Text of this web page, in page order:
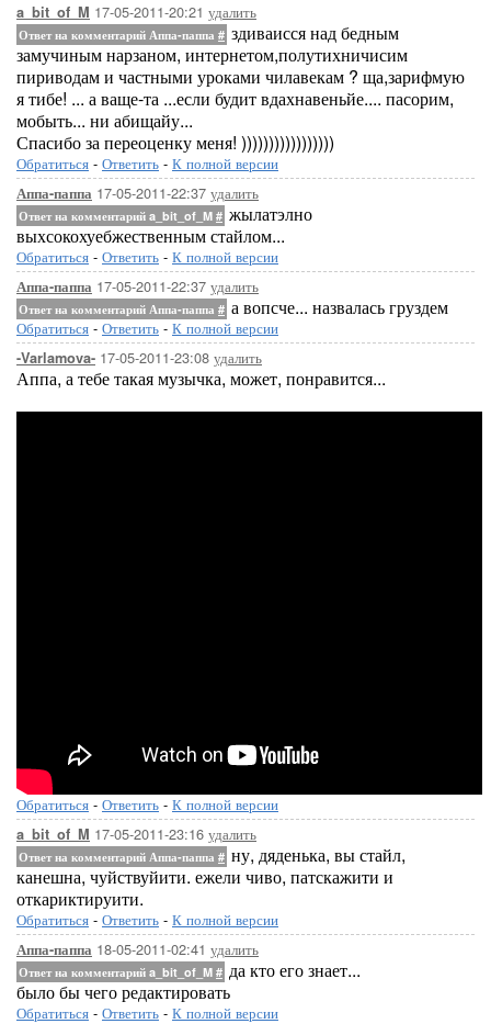
a_bit_of_M 17-05-2011-20:21 удалить
Ответ на комментарий Аппа-паппа # здиваисся над бедным
замучиным нарзаном, интернетом,полутихничисим
пириводам и частными уроками чилавекам ? ща,зарифмую
я тибе! ... а ваще-та ...если будит вдахнавеньйе.... пасорим,
мобыть... ни абищайу...
Спасибо за переоценку меня! )))))))))))))))))
Обратиться - Ответить - К полной версии
Аппа-паппа 17-05-2011-22:37 удалить
Ответ на комментарий a_bit_of_M # жылатэлно
выхсокохуебжественным стайлом...
Обратиться - Ответить - К полной версии
Аппа-паппа 17-05-2011-22:37 удалить
Ответ на комментарий Аппа-паппа # а вопсче... назвалась груздем
Обратиться - Ответить - К полной версии
-Varlamova- 17-05-2011-23:08 удалить
Аппа, а тебе такая музычка, может, понравится...
Обратиться - Ответить - К полной версии
a_bit_of_M 17-05-2011-23:16 удалить
Ответ на комментарий Аппа-паппа # ну, дяденька, вы стайл,
канешна, чуйствуйити. ежели чиво, патскажити и
откариктируити.
Обратиться - Ответить - К полной версии
Аппа-паппа 18-05-2011-02:41 удалить
Ответ на комментарий a_bit_of_M # да кто его знает...
было бы чего редактировать
Обратиться - Ответить - К полной версии